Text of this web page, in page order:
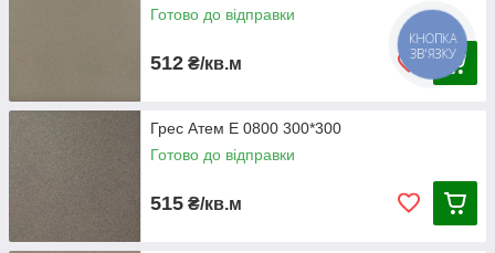
Готово до відправки
512 ₴/кв.м
Грес Атем E 0800 300*300
Готово до відправки
515 ₴/кв.м
КНОПКА
ЗВ'ЯЗКУ